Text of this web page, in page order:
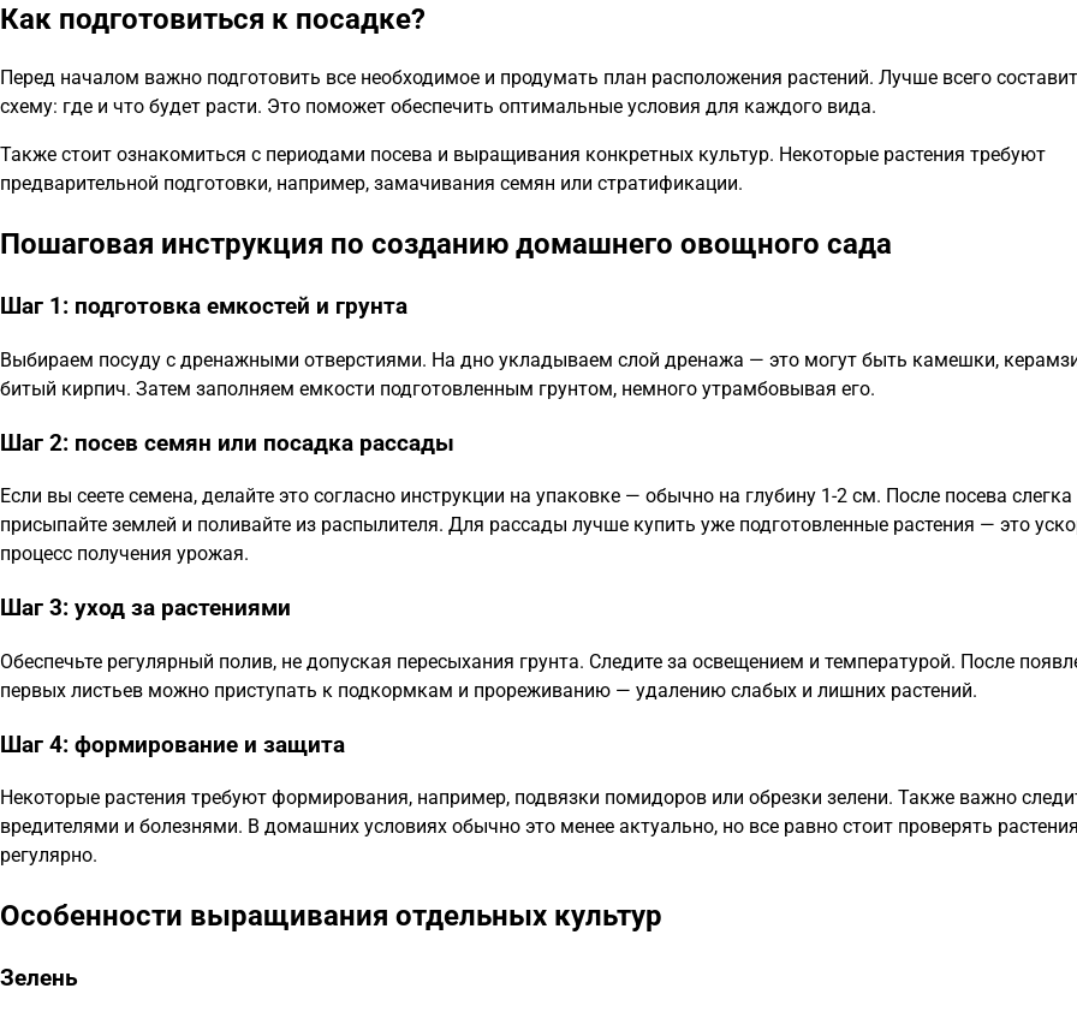
Как подготовиться к посадке?
Перед началом важно подготовить все необходимое и продумать план расположения растений. Лучше всего
схему: где и что будет расти. Это поможет обеспечить оптимальные условия для каждого вида.
Также стоит ознакомиться с периодами посева и выращивания конкретных культур. Некоторые растения требуют
предварительной подготовки, например, замачивания семян или стратификации.
Пошаговая инструкция по созданию домашнего овощного сада
Шаг 1: подготовка емкостей и грунта
Выбираем посуду с дренажными отверстиями. На дно укладываем слой дренажа — это могут быть камешки,
битый кирпич. Затем заполняем емкости подготовленным грунтом, немного утрамбовывая его.
Шаг 2: посев семян или посадка рассады
Если вы сеете семена, делайте это согласно инструкции на упаковке — обычно на глубину 1-2 см. После посева слегка
присыпайте землей и поливайте из распылителя. Для рассады лучше купить уже подготовленные растения — это
процесс получения урожая.
Шаг 3: уход за растениями
Обеспечьте регулярный полив, не допуская пересыхания грунта. Следите за освещением и температурой. После
первых листьев можно приступать к подкормкам и прореживанию — удалению слабых и лишних растений.
Шаг 4: формирование и защита
Некоторые растения требуют формирования, например, подвязки помидоров или обрезки зелени. Также важно
вредителями и болезнями. В домашних условиях обычно это менее актуально, но все равно стоит проверять растения
регулярно.
Особенности выращивания отдельных культур
Зелень